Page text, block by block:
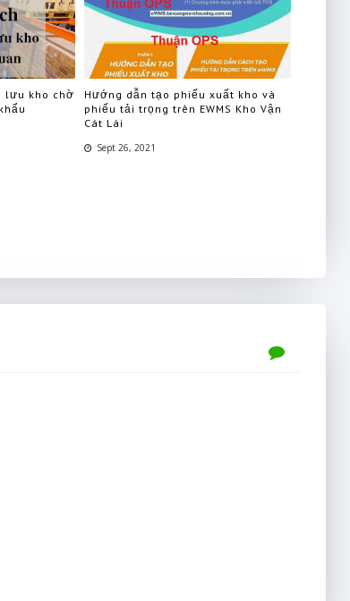
lưu kho chờ
Hướng dẫn tạo phiếu xuất kho và
phiếu tải trọng trên EWMS Kho Vận
Cát Lái
Sept 26, 2021